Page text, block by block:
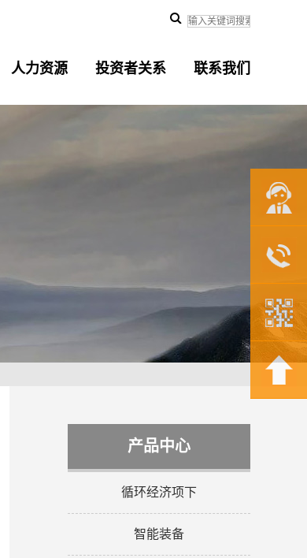
人力资源 投资者关系 联系我们
产品中心
循环经济项下
智能装备
联系我们